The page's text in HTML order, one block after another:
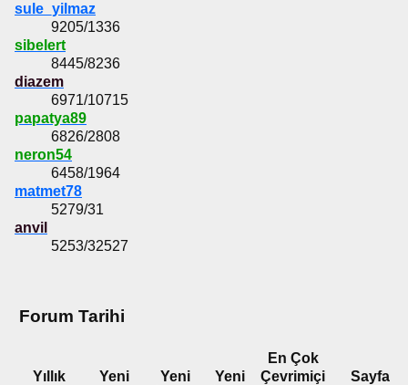
sule_yilmaz
9205/1336
sibelert
8445/8236
diazem
6971/10715
papatya89
6826/2808
neron54
6458/1964
matmet78
5279/31
anvil
5253/32527
Forum Tarihi
Yıllık
Yeni
Yeni
Yeni
En Çok
Çevrimiçi
Sayfa